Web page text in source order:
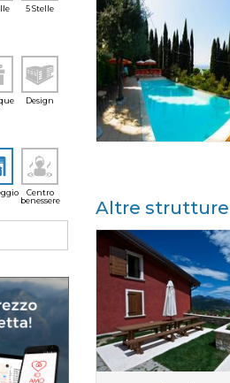
5 Stelle
Design
Centro
benessere
Altre strutture